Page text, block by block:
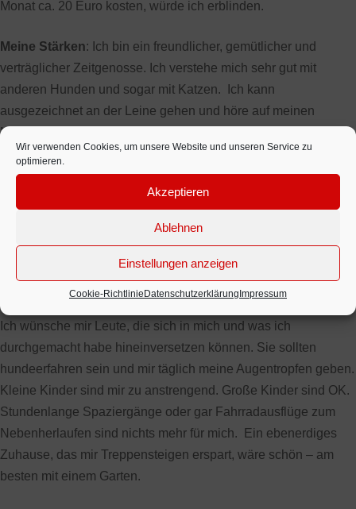
Wir verwenden Cookies, um unsere Website und unseren Service zu
optimieren.
Akzeptieren
Ablehnen
Einstellungen anzeigen
Cookie-Richtlinie Datenschutzerklärung Impressum
Monat ca. 20 Euro kosten, würde ich erblinden.
Meine Stärken: Ich bin ein freundlicher, gemütlicher und
verträglicher Zeitgenosse. Ich verstehe mich sehr gut mit
anderen Hunden und sogar mit Katzen. Ich kann
ausgezeichnet an der Leine gehen und höre auf meinen
Namen. Ich lasse mich gerne bürsten; Autofahren finde ich
auch gut.
: Sitz, Platz, Bleib hat man mit mir nicht
Mein Traumzuhause
Ich wünsche mir Leute, die sich in mich und was ich
durchgemacht habe hineinversetzen können. Sie sollten
hundeerfahren sein und mir täglich meine Augentropfen geben.
Kleine Kinder sind mir zu anstrengend. Große Kinder sind OK.
Stundenlange Spaziergänge oder gar Fahrradausflüge zum
Nebenherlaufen sind nichts mehr für mich. Ein ebenerdiges
Zuhause, das mir Treppensteigen erspart, wäre schön – am
besten mit einem Garten.